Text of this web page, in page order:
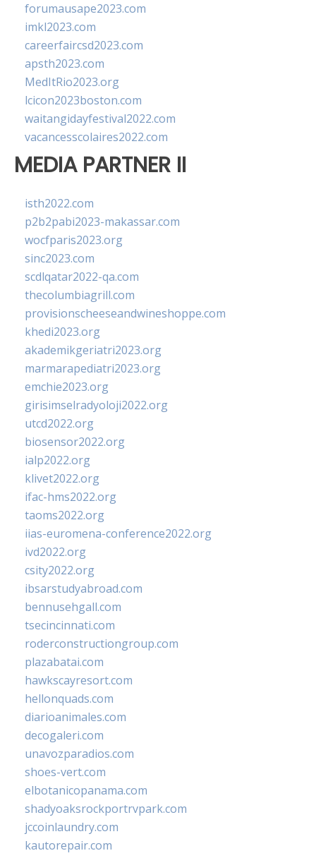
forumausape2023.com
imkl2023.com
careerfaircsd2023.com
apsth2023.com
MedItRio2023.org
lcicon2023boston.com
waitangidayfestival2022.com
vacancesscolaires2022.com
MEDIA PARTNER II
isth2022.com
p2b2pabi2023-makassar.com
wocfparis2023.org
sinc2023.com
scdlqatar2022-qa.com
thecolumbiagrill.com
provisionscheeseandwineshoppe.com
khedi2023.org
akademikgeriatri2023.org
marmarapediatri2023.org
emchie2023.org
girisimselradyoloji2022.org
utcd2022.org
biosensor2022.org
ialp2022.org
klivet2022.org
ifac-hms2022.org
taoms2022.org
iias-euromena-conference2022.org
ivd2022.org
csity2022.org
ibsarstudyabroad.com
bennusehgall.com
tsecincinnati.com
roderconstructiongroup.com
plazabatai.com
hawkscayresort.com
hellonquads.com
diarioanimales.com
decogaleri.com
unavozparadios.com
shoes-vert.com
elbotanicopanama.com
shadyoaksrockportrvpark.com
jccoinlaundry.com
kautorepair.com